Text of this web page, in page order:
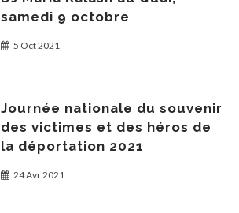
samedi 9 octobre
5 Oct 2021
Journée nationale du souvenir
des victimes et des héros de
la déportation 2021
24 Avr 2021